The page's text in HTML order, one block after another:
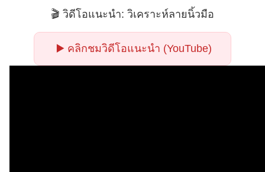
🎬 วิดีโอแนะนำ: วิเคราะห์ลายนิ้วมือ
▶️ คลิกชมวิดีโอแนะนำ (YouTube)